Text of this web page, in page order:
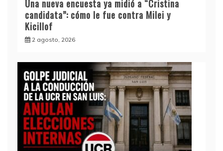
Una nueva encuesta ya midió a “Cristina
candidata”: cómo le fue contra Milei y
Kicillof
2 agosto, 2026